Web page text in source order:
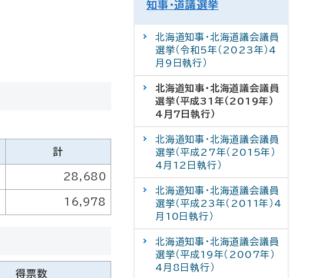
計
28,680
16,978
得票数
知事・道議選挙
北海道知事・北海道議会議員
選挙（令和5年（2023年）4
月9日執行）
北海道知事・北海道議会議員
選挙（平成31年（2019年）
4月7日執行）
北海道知事・北海道議会議員
選挙（平成27年（2015年）
4月12日執行）
北海道知事・北海道議会議員
選挙（平成23年（2011年）4
月10日執行）
北海道知事・北海道議会議員
選挙（平成19年（2007年）
4月8日執行）